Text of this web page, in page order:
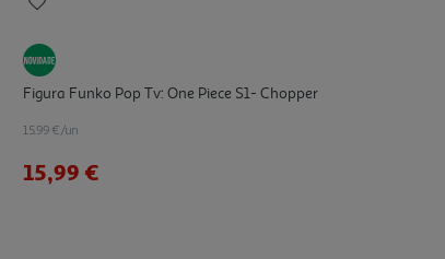
Figura Funko Pop Tv: One Piece S1- Chopper
15.99 €/un
15,99 €